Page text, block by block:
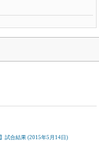
試合結果(2015年5月14日)